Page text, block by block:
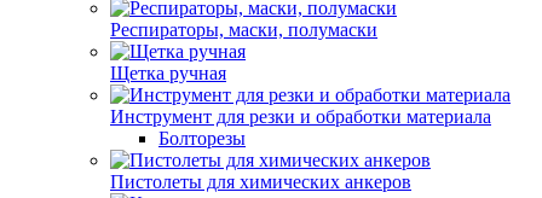
Респираторы, маски, полумаски
Щетка ручная
Инструмент для резки и обработки материала
Болторезы
Пистолеты для химических анкеров